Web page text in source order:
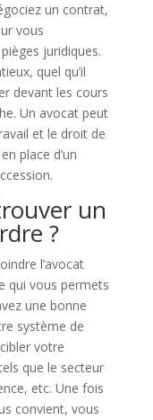
un contrat,
vous
juridiques.
quel qu’il
devant les cours
Un avocat peut
et le droit de
place d’un
un
?
l’avocat
qui vous permets
une bonne
système de
votre
que le secteur
etc. Une fois
convient, vous